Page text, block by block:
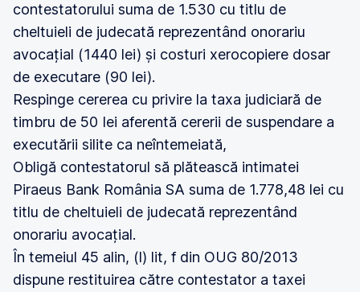
contestatorului suma de 1.530 cu titlu de
cheltuieli de judecată reprezentând onorariu
avocațial (1440 lei) și costuri xerocopiere dosar
de executare (90 lei).
Respinge cererea cu privire la taxa judiciară de
timbru de 50 Iei aferentă cererii de suspendare a
executării silite ca neîntemeiată,
Obligă contestatorul să plătească intimatei
Piraeus Bank România SA suma de 1.778,48 lei cu
titlu de cheltuieli de judecată reprezentând
onorariu avocațial.
În temeiul 45 alin, (l) lit, f din OUG 80/2013
dispune restituirea către contestator a taxei